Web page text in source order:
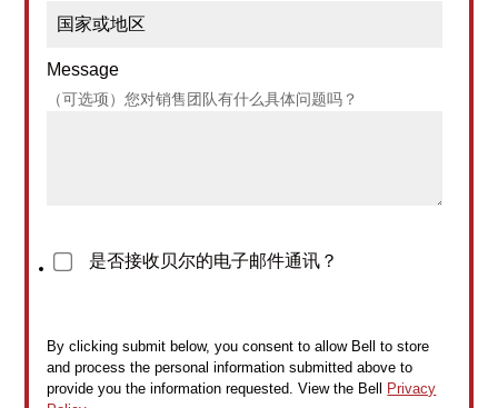
Message
（可选项）您对销售团队有什么具体问题吗？
是否接收贝尔的电子邮件通讯？
By clicking submit below, you consent to allow Bell to store
and process the personal information submitted above to
provide you the information requested. View the Bell
Privacy